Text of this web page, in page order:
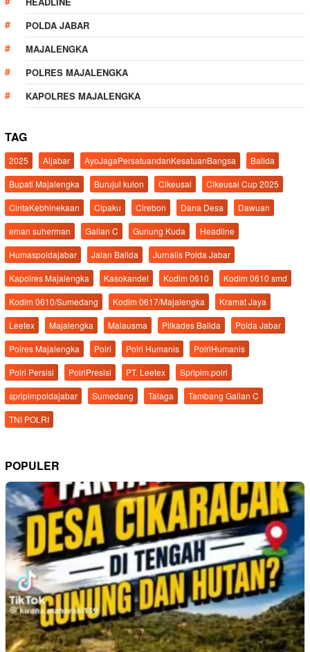
POLDA JABAR
MAJALENGKA
POLRES MAJALENGKA
KAPOLRES MAJALENGKA
TAG
2025 Aljabar AyoJagaPersatuandanKesatuanBangsa
Balida
Bupati Majalengka
Burujul kulon Cikeusal
Cikeusal Cup 2025
CintaKebhinekaan
Cipaku Cirebon Dana Desa
Dawuan
eman suherman
Galian C Gunung Kuda
Headline
Humaspoldajabar
Jalan Balida
Jurnalis Polda Jabar
Kapolres Majalengka
Kasokandel Kodim 0610
Kodim 0610 smd
Kodim 0610/Sumedang
Kodim 0617/Majalengka
Kramat Jaya
Leetex
Majalengka Malausma Pilkades Balida
Polda Jabar
Polres Majalengka
Polri Polri Humanis
PolriHumanis
Polri Persisi
PolriPresisi PT. Leetex
Spripim.polri
spripimpoldajabar
Sumedang Talaga
Tambang Galian C
TNI POLRI
POPULER